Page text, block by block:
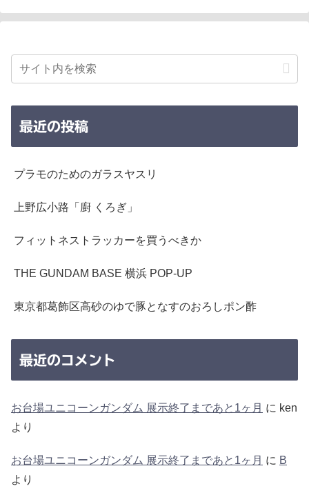
最近の投稿
プラモのためのガラスヤスリ
上野広小路「廚 くろぎ」
フィットネストラッカーを買うべきか
THE GUNDAM BASE 横浜 POP-UP
東京都葛飾区高砂のゆで豚となすのおろしポン酢
最近のコメント
お台場ユニコーンガンダム 展示終了まであと1ヶ月 に ken
より
お台場ユニコーンガンダム 展示終了まであと1ヶ月 に B
より